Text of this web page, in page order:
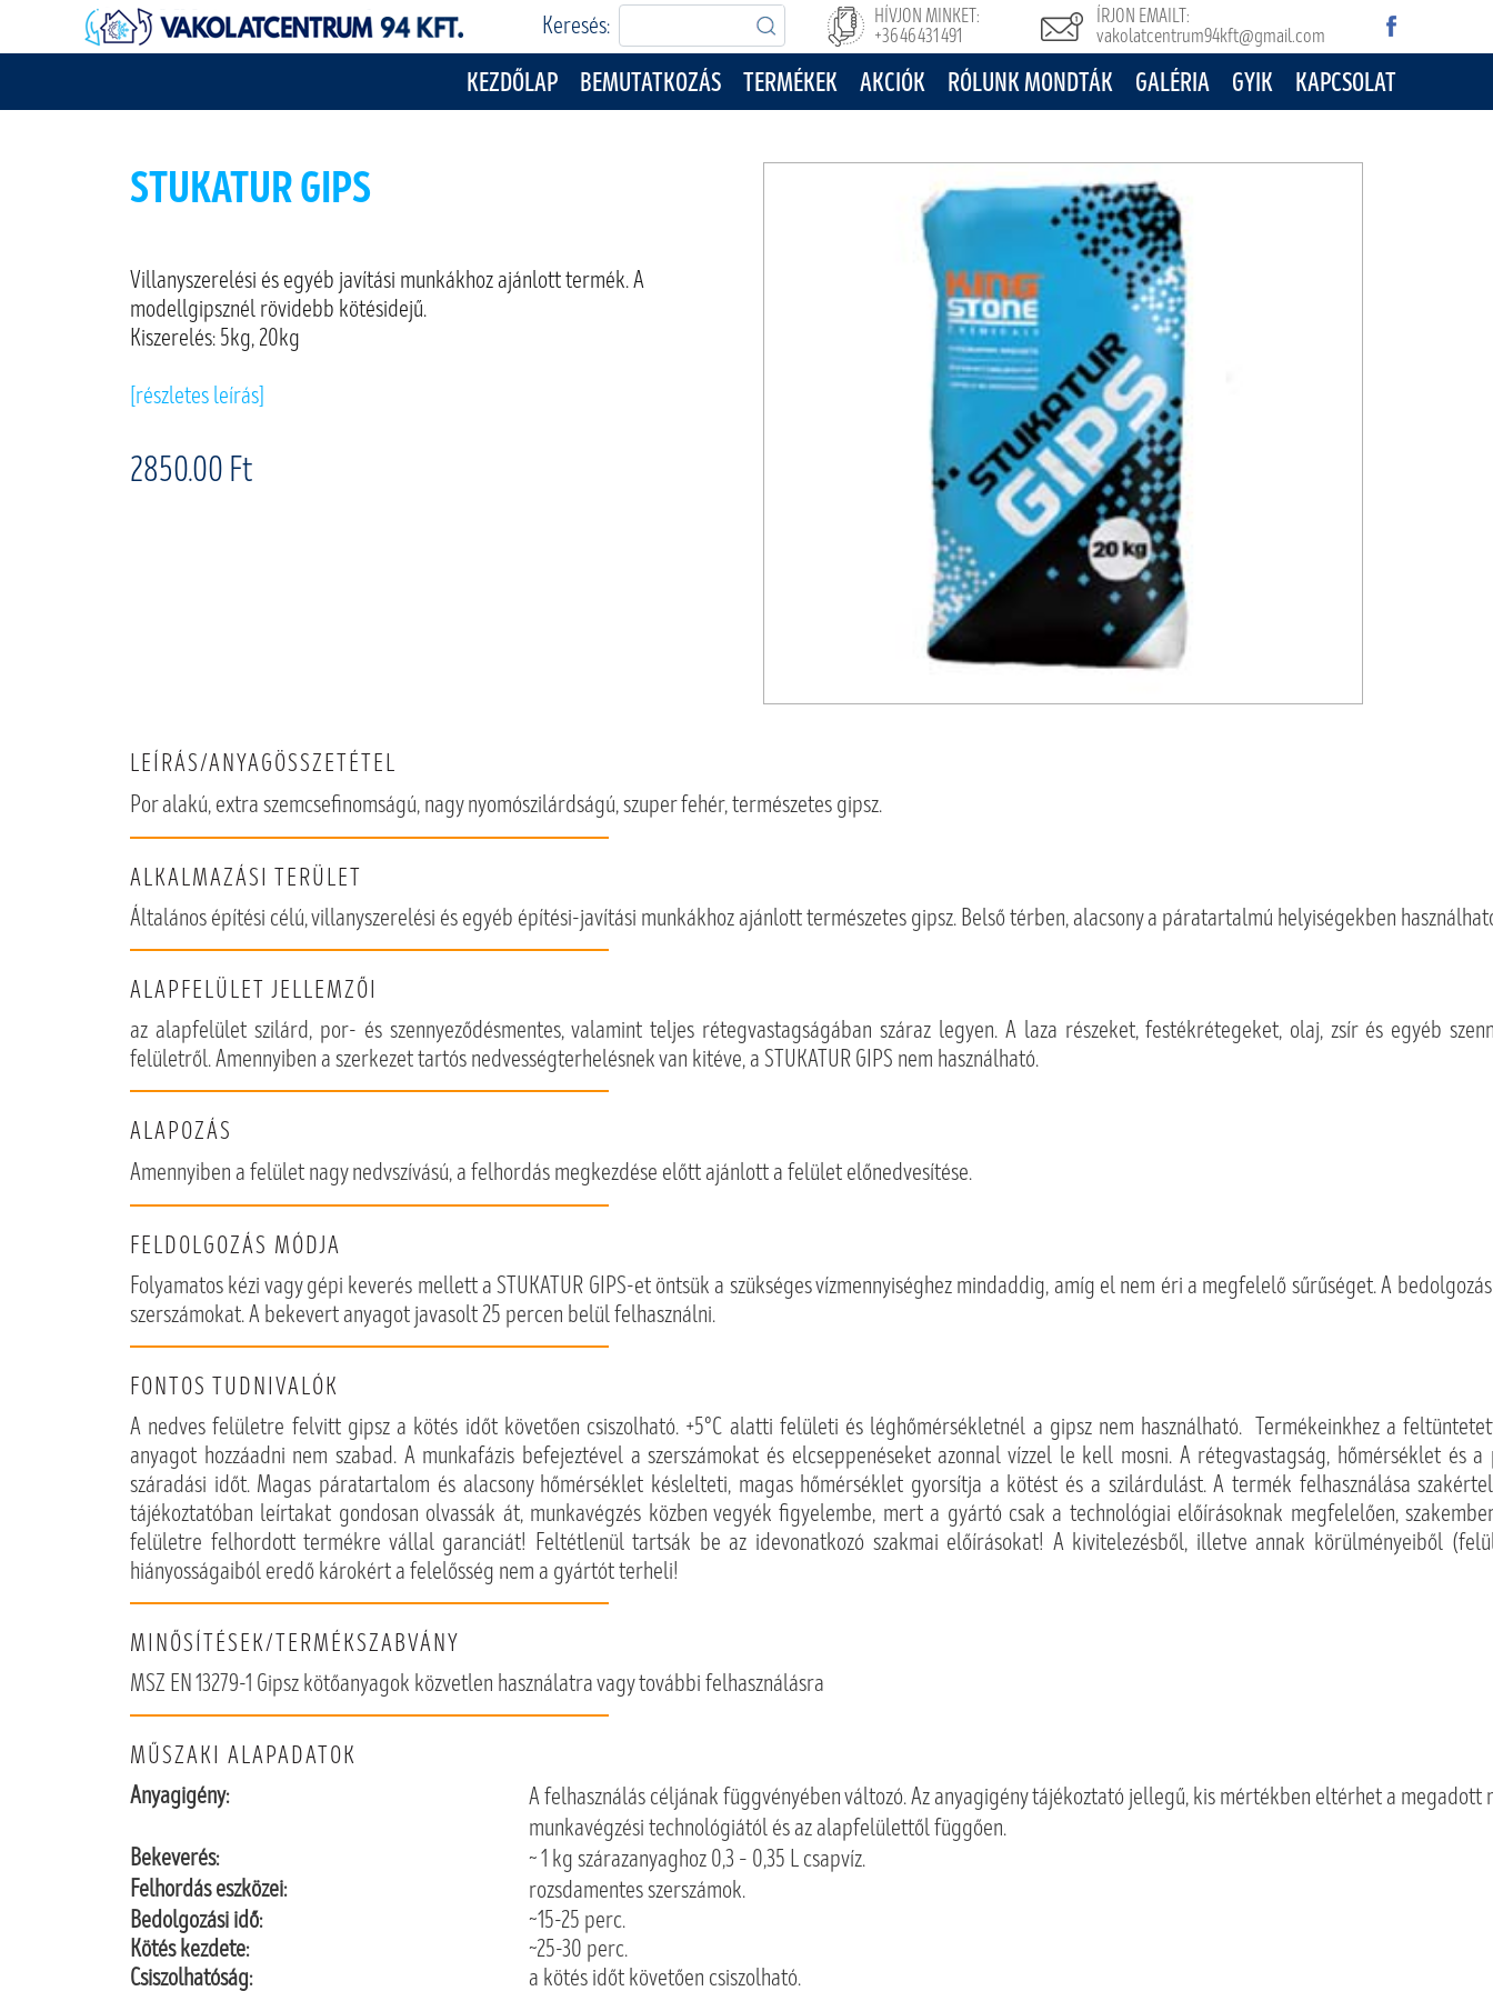
ÍRJON EMAILT:
vakolatcentrum94kft@gmail.com
HÍVJON MINKET:
+36 46 431 491
Keresés:
KEZDŐLAP BEMUTATKOZÁS TERMÉKEK AKCIÓK RÓLUNK MONDTÁK GALÉRIA GYIK KAPCSOLAT
STUKATUR GIPS
Villanyszerelési és egyéb javítási munkákhoz ajánlott termék. A
modellgipsznél rövidebb kötésidejű.
Kiszerelés: 5kg, 20kg
[részletes leírás]
2850.00 Ft
LEÍRÁS/ANYAGÖSSZETÉTEL
Por alakú, extra szemcsefinomságú, nagy nyomószilárdságú, szuper fehér, természetes gipsz.
ALKALMAZÁSI TERÜLET
Általános építési célú, villanyszerelési és egyéb építési-javítási munkákhoz ajánlott természetes gipsz. Belső térben, alacsony a páratartalmú helyiségekben
ALAPFELÜLET JELLEMZŐI
az alapfelület szilárd, por- és szennyeződésmentes, valamint teljes rétegvastagságában száraz legyen. A laza részeket, festékrétegeket, olaj, zsír és egyéb
felületről. Amennyiben a szerkezet tartós nedvességterhelésnek van kitéve, a STUKATUR GIPS nem használható.
ALAPOZÁS
Amennyiben a felület nagy nedvszívású, a felhordás megkezdése előtt ajánlott a felület előnedvesítése.
FELDOLGOZÁS MÓDJA
Folyamatos kézi vagy gépi keverés mellett a STUKATUR GIPS-et öntsük a szükséges vízmennyiséghez mindaddig, amíg el nem éri a megfelelő sűrűséget. A
szerszámokat. A bekevert anyagot javasolt 25 percen belül felhasználni.
FONTOS TUDNIVALÓK
A nedves felületre felvitt gipsz a kötés időt követően csiszolható. +5°C alatti felületi és léghőmérsékletnél a gipsz nem használható. Termékeinkhez a
anyagot hozzáadni nem szabad. A munkafázis befejeztével a szerszámokat és elcseppenéseket azonnal vízzel le kell mosni. A rétegvastagság, hőmérséklet és
száradási időt. Magas páratartalom és alacsony hőmérséklet késlelteti, magas hőmérséklet gyorsítja a kötést és a szilárdulást. A termék felhasználása
tájékoztatóban leírtakat gondosan olvassák át, munkavégzés közben vegyék figyelembe, mert a gyártó csak a technológiai előírásoknak megfelelően,
felületre felhordott termékre vállal garanciát! Feltétlenül tartsák be az idevonatkozó szakmai előírásokat! A kivitelezésből, illetve annak körülményeiből
hiányosságaiból eredő károkért a felelősség nem a gyártót terheli!
MINŐSÍTÉSEK/TERMÉKSZABVÁNY
MSZ EN 13279-1 Gipsz kötőanyagok közvetlen használatra vagy további felhasználásra
MŰSZAKI ALAPADATOK
Anyagigény:
A felhasználás céljának függvényében változó.Az anyagigény tájékoztató jellegű, kis mértékben eltérhet a megadott
munkavégzési technológiától és az alapfelülettől függően.
Bekeverés:
~ 1 kg szárazanyaghoz 0,3 – 0,35 L csapvíz.
Felhordás eszközei:
rozsdamentes szerszámok.
Bedolgozási idő:
~15-25 perc.
Kötés kezdete:
~25-30 perc.
Csiszolhatóság:
a kötés időt követően csiszolható.